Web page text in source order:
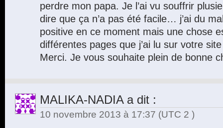
perdre mon papa. Je l’ai vu souffrir
dire que ça n’a pas été facile… j’ai du
positive en ce moment mais une chose
différentes pages que j’ai lu sur votre
Merci. Je vous souhaite plein de bonne
MALIKA-NADIAa dit :
10 novembre 2013 à 17:37 (UTC 2 )